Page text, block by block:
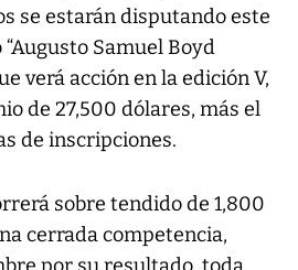
se estarán disputando este
Samuel Boyd
verá acción en la edición V,
de 27,500 dólares, más el
de inscripciones.
sobre tendido de 1,800
cerrada competencia,